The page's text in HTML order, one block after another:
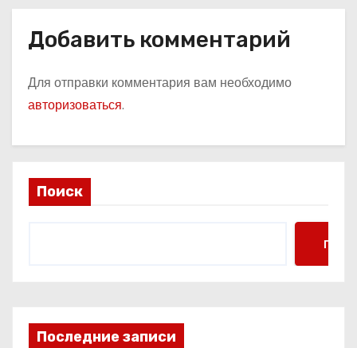
Добавить комментарий
Для отправки комментария вам необходимо
авторизоваться.
Поиск
Поиск
Последние записи